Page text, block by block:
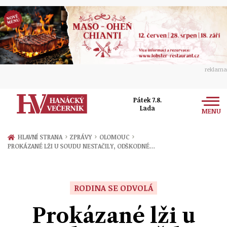
reklama
Pátek 7.8.
Lada
MENU
Zprávy
Přerov
Ekonomika
Ženy
Sport
HLAVNÍ STRANA › ZPRÁVY › OLOMOUC ›
PROKÁZANÉ LŽI U SOUDU NESTAČILY, ODŠKODNÉ…
RODINA SE ODVOLÁ
Prokázané lži u